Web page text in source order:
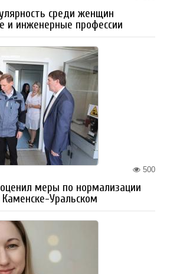
среди женщин
и инженерные профессии
500
меры по нормализации
Уральском